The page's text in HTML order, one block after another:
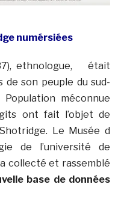
numérsiées
ethnologue, était
de son peuple du sud-
Population méconnue
ont fait l’objet de
Le Musée d
de l’université de
collecté et rassemblé
base de données